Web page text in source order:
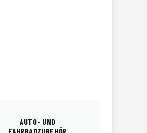
AUTO- UND
FAHRRADZUBEHÖR